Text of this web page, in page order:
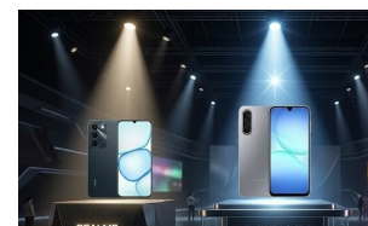
email